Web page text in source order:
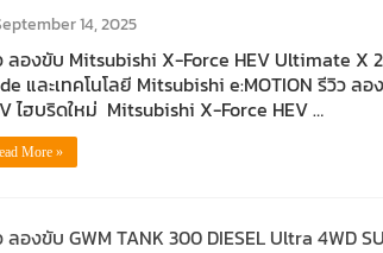
14, 2025
ลองขับ Mitsubishi X-Force HEV Ultimate X
และเทคโนโลยี Mitsubishi e:MOTION รีวิว
ไฮบริดใหม่ Mitsubishi X-Force HEV …
More »
ลองขับ GWM TANK 300 DIESEL Ultra 4WD